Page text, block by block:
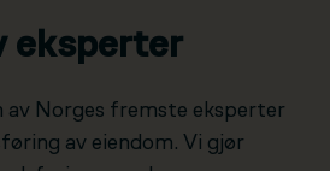
eksperter
av Norges fremste eksperter
av eiendom. Vi gjør